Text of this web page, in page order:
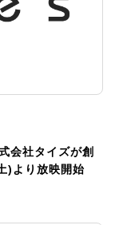
会社タイズが創
)より放映開始